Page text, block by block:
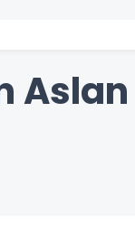
Aslan